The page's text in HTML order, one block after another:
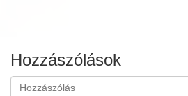
Hozzászólások